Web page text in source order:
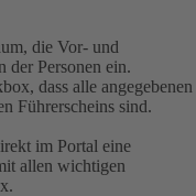
die Vor- und
der Personen ein.
dass alle angegebenen
Führerscheins sind.
im Portal eine
allen wichtigen